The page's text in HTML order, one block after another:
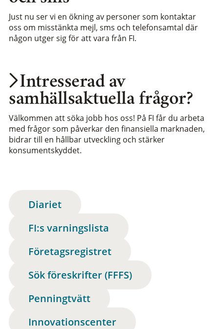
Intresserad av
samhällsaktuella frågor?
Välkommen att söka jobb hos oss! På FI får du arbeta
med frågor som påverkar den finansiella marknaden,
bidrar till en hållbar utveckling och stärker
konsumentskyddet.
Just nu ser vi en ökning av personer som kontaktar
oss om misstänkta mejl, sms och telefonsamtal där
någon utger sig för att vara från FI.
Diariet
FI:s varningslista
Företagsregistret
Sök föreskrifter (FFFS)
Penningtvätt
Innovationscenter